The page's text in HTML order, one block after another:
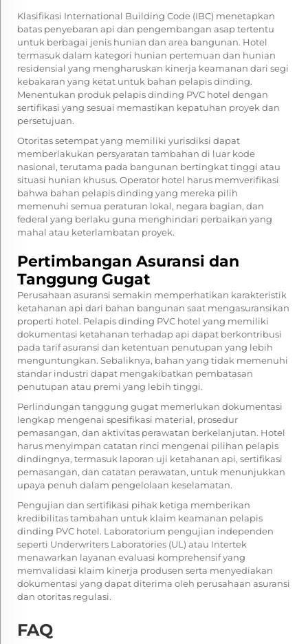
Klasifikasi International Building Code (IBC) menetapkan
batas penyebaran api dan pengembangan asap tertentu
untuk berbagai jenis hunian dan area bangunan. Hotel
termasuk dalam kategori hunian pertemuan dan hunian
residensial yang mengharuskan kinerja keamanan dari segi
kebakaran yang ketat untuk bahan pelapis dinding.
Menentukan produk pelapis dinding PVC hotel dengan
sertifikasi yang sesuai memastikan kepatuhan proyek dan
persetujuan.
Otoritas setempat yang memiliki yurisdiksi dapat
memberlakukan persyaratan tambahan di luar kode
nasional, terutama pada bangunan bertingkat tinggi atau
situasi hunian khusus. Operator hotel harus memverifikasi
bahwa bahan pelapis dinding yang mereka pilih
memenuhi semua peraturan lokal, negara bagian, dan
federal yang berlaku guna menghindari perbaikan yang
mahal atau keterlambatan proyek.
Pertimbangan Asuransi dan
Tanggung Gugat
Perusahaan asuransi semakin memperhatikan karakteristik
ketahanan api dari bahan bangunan saat mengasuransikan
properti hotel. Pelapis dinding PVC hotel yang memiliki
dokumentasi ketahanan terhadap api dapat berkontribusi
pada tarif asuransi dan ketentuan penutupan yang lebih
menguntungkan. Sebaliknya, bahan yang tidak memenuhi
standar industri dapat mengakibatkan pembatasan
penutupan atau premi yang lebih tinggi.
Perlindungan tanggung gugat memerlukan dokumentasi
lengkap mengenai spesifikasi material, prosedur
pemasangan, dan aktivitas perawatan berkelanjutan. Hotel
harus menyimpan catatan rinci mengenai pilihan pelapis
dindingnya, termasuk laporan uji ketahanan api, sertifikasi
pemasangan, dan catatan perawatan, untuk menunjukkan
upaya penuh dalam pengelolaan keselamatan.
Pengujian dan sertifikasi pihak ketiga memberikan
kredibilitas tambahan untuk klaim keamanan pelapis
dinding PVC hotel. Laboratorium pengujian independen
seperti Underwriters Laboratories (UL) atau Intertek
menawarkan layanan evaluasi komprehensif yang
memvalidasi klaim kinerja produsen serta menyediakan
dokumentasi yang dapat diterima oleh perusahaan asuransi
dan otoritas regulasi.
FAQ